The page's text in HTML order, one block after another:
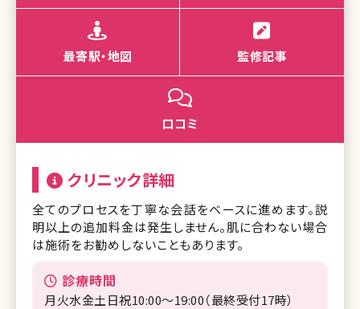
最寄駅・地図 監修記事
口コミ
クリニック詳細
全てのプロセスを丁寧な会話をベースに進めます。説
明以上の追加料金は発生しません。肌に合わない場合
は施術をお勧めしないこともあります。
診療時間
月火水金土日祝10:00〜19:00（最終受付17時）